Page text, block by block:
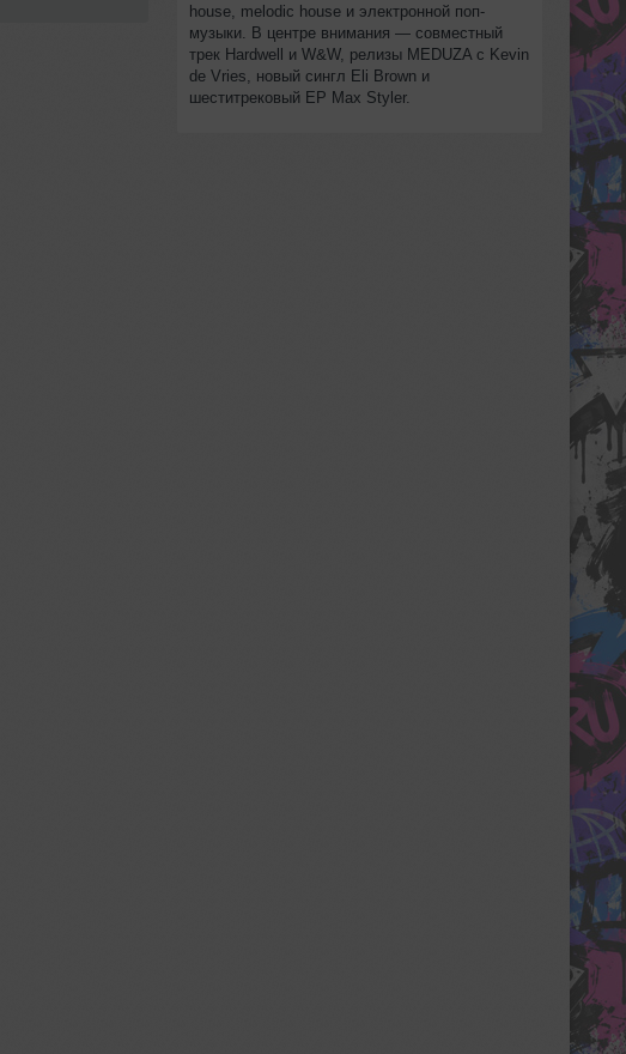
house, melodic house и электронной поп-
музыки. В центре внимания — совместный
трек Hardwell и W&W, релизы MEDUZA с Kevin
de Vries, новый сингл Eli Brown и
шеститрековый EP Max Styler.